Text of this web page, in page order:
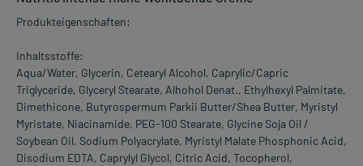
Produkteigenschaften:
Inhaltsstoffe:
Aqua/Water, Glycerin, Cetearyl Alcohol, Caprylic/Capric
Triglyceride, Glyceryl Stearate, Alhohol Denat., Ethylhexyl Palmitate,
Dimethicone, Butyrospermum Parkii Butter/Shea Butter, Myristyl
Myristate, Niacinamide, PEG-100 Stearate, Glycine Soja Oil /
Soybean Oil, Sodium Polyacrylate, Myristyl Malate Phosphonic Acid,
Disodium EDTA, Caprylyl Glycol, Citric Acid, Tocopherol,